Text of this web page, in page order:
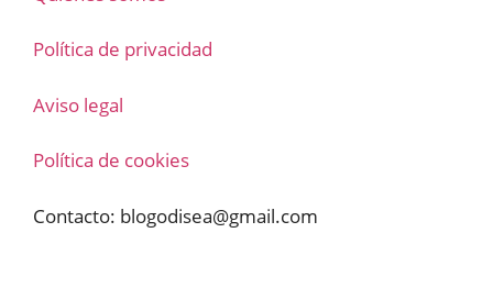
Política de privacidad
Aviso legal
Política de cookies
Contacto: blogodisea@gmail.com